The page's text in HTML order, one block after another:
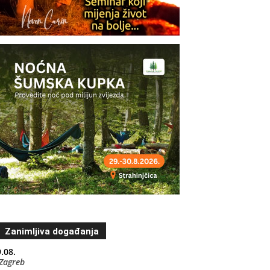
Zanimljiva događanja